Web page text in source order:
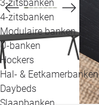
3-zitsbanken
4-zitsbanken
Modulaire banken
U-banken
Hockers
Hal- & Eetkamerbanken
Daybeds